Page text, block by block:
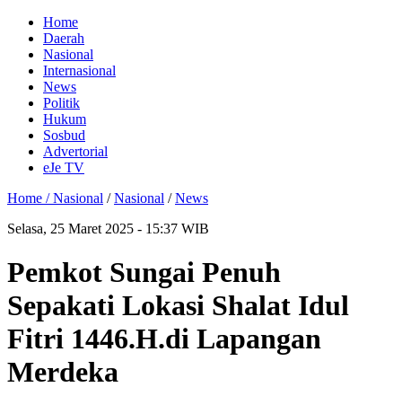
Home
Daerah
Nasional
Internasional
News
Politik
Hukum
Sosbud
Advertorial
eJe TV
Home /Nasional /Nasional /News
Selasa, 25 Maret 2025 - 15:37 WIB
Pemkot Sungai Penuh
Sepakati Lokasi Shalat Idul
Fitri 1446.H.di Lapangan
Merdeka